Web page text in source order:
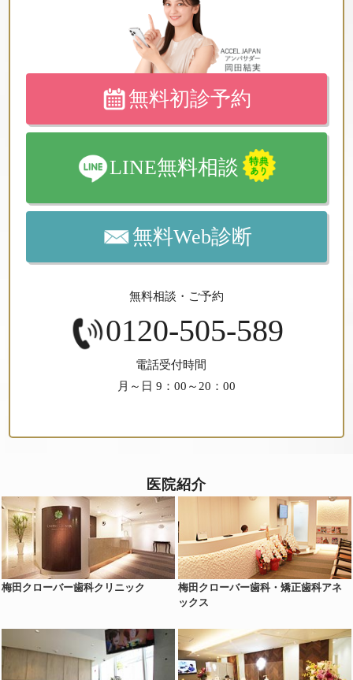
無料初診予約
LINE無料相談
無料Web診断
無料相談・ご予約
0120-505-589
電話受付時間
月～日 9：00～20：00
医院紹介
梅田クローバー歯科クリニック
梅田クローバー歯科・矯正歯科アネ
ックス